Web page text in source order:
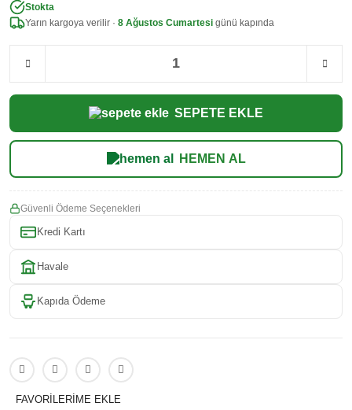
Stokta
Yarın kargoya verilir · 8 Ağustos Cumartesi günü kapında
SEPETE EKLE
HEMEN AL
Güvenli Ödeme Seçenekleri
Kredi Kartı
Havale
Kapıda Ödeme